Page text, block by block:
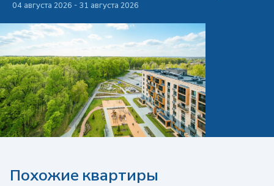
04 августа 2026 - 31 августа 2026
Похожие квартиры